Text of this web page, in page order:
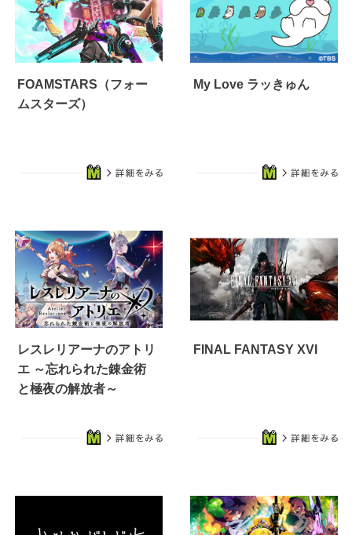
FOAMSTARS（フォー
ムスターズ）
My Love ラッきゅん
レスレリアーナのアトリ
エ ～忘れられた錬金術
と極夜の解放者～
FINAL FANTASY XVI